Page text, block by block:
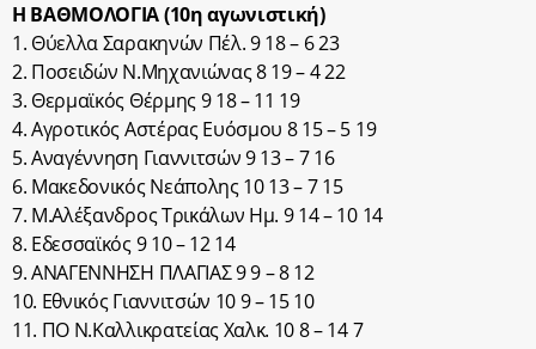
Η ΒΑΘΜΟΛΟΓΙΑ (10η αγωνιστική)
1. Θύελλα Σαρακηνών Πέλ. 9 18 – 6 23
2. Ποσειδών Ν.Μηχανιώνας 8 19 – 4 22
3. Θερμαϊκός Θέρμης 9 18 – 11 19
4. Αγροτικός Αστέρας Ευόσμου 8 15 – 5 19
5. Αναγέννηση Γιαννιτσών 9 13 – 7 16
6. Μακεδονικός Νεάπολης 10 13 – 7 15
7. Μ.Αλέξανδρος Τρικάλων Ημ. 9 14 – 10 14
8. Εδεσσαϊκός 9 10 – 12 14
9. ΑΝΑΓΕΝΝΗΣΗ ΠΛΑΓΙΑΣ 9 9 – 8 12
10. Εθνικός Γιαννιτσών 10 9 – 15 10
11. ΠΟ Ν.Καλλικρατείας Χαλκ. 10 8 – 14 7